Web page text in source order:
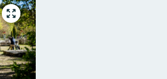
Gå
till
helskärmsläge